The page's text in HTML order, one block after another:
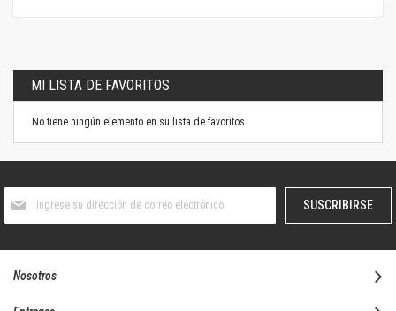
MI LISTA DE FAVORITOS
No tiene ningún elemento en su lista de favoritos.
boletín
SUSCRIBIRSE
Nosotros